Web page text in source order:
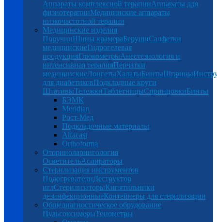
Аппараты комплексной терапииАппараты для
физиотерапииМедицинские аппараты
низкочастотной терапии
Медицинские изделия
ПоручниШины крамераБерушиСалфетки
медицинскиеГидрогелевая
продукцияГлюкометрыАнестезиология и
интенсивная терапияПерчатки
медицинскиеЛонгетыХалатыБинтыШприцы
для диабетиковПодкладные круги
ШтативыТележкиТаблетницыСпринцовкиБинты
БЭМК
Meridian
Рост-Мед
Подкладочные материалы
Alfacast
Orthoforma
Оториноларингология
ОсветительАспираторы
Стерилизация инструментов
ПодогревателиДеструктор
иглСтерилизаторыКипятильники
дезинфекционныеКонтейнеры для стерилизации
Общедиагностическое обрудование
ПульсоксимерыТонометры